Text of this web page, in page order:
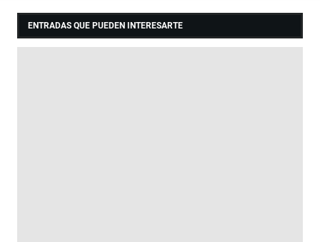
ENTRADAS QUE PUEDEN INTERESARTE